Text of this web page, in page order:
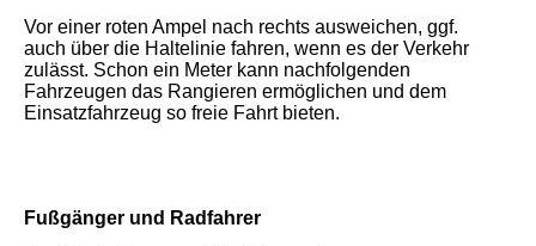
Vor einer roten Ampel nach rechts ausweichen, ggf.
auch über die Haltelinie fahren, wenn es der Verkehr
zulässt. Schon ein Meter kann nachfolgenden
Fahrzeugen das Rangieren ermöglichen und dem
Einsatzfahrzeug so freie Fahrt bieten.
Fußgänger und Radfahrer